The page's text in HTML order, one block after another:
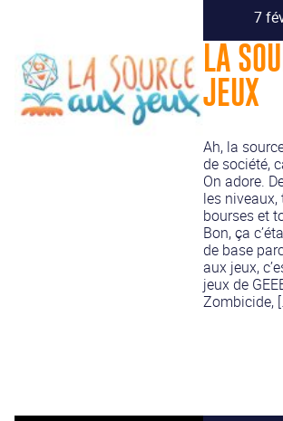
7
LA
JEUX
Ah, la
de société,
On adore.
les
bourses et
Bon, ça
de base
aux jeux,
jeux de
Zombicide,